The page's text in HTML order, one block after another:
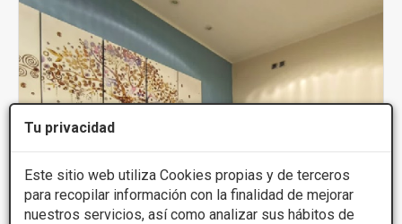
Tu privacidad
Este sitio web utiliza Cookies propias y de terceros
para recopilar información con la finalidad de mejorar
nuestros servicios, así como analizar sus hábitos de